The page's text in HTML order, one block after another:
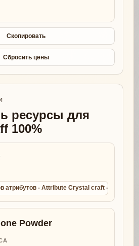
Скопировать
Сбросить цены
ресурсы для
100%
атрибутов - Attribute Crystal craft -
Powder